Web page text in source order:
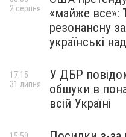
«майже все»:
резонансну
українські
2 серпня
У ДБР
обшуки в
всій Україні
17:15
31 липня